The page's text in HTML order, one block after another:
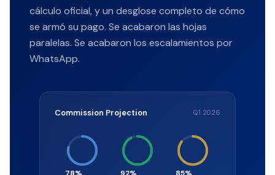
cálculo oficial, y un desglose completo de cómo
se armó su pago. Se acabaron las hojas
paralelas. Se acabaron los escalamientos por
WhatsApp.
Commission Projection Q1 2026
78% 92% 85%